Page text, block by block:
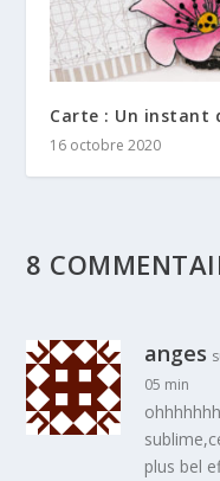
Carte : Un instant
16 octobre 2020
8
anges
05 min
plus bel